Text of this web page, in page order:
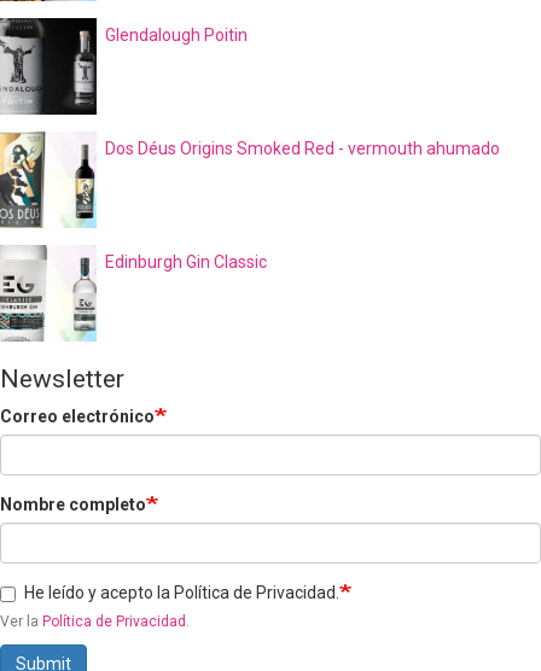
Glendalough Poitin
Dos Déus Origins Smoked Red - vermouth ahumado
Edinburgh Gin Classic
Newsletter
Correo electrónico
Nombre completo
He leído y acepto la Política de Privacidad.
Ver la Política de Privacidad .
Submit